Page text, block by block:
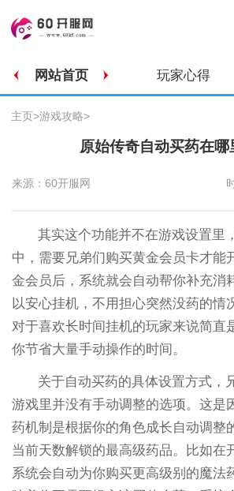
网站首页 玩家心得
主页>游戏攻略>
原始传奇自动买药在哪
来源：60开服网
其实这个功能并不在游戏设置里
中，需要兄弟们购买黄金会员卡才能
金会员后，系统就会自动帮你补充消
以安心挂机，不用担心突然没药的情
对于喜欢长时间挂机的玩家来说简直
你节省大量手动操作的时间。
关于自动买药的具体设置方式，
游戏里并没有手动调整的选项。这是
药机制是根据你的角色成长自动调整
当前天数解锁的最高级药品。比如在
系统会自动为你购买更高级别的魔法